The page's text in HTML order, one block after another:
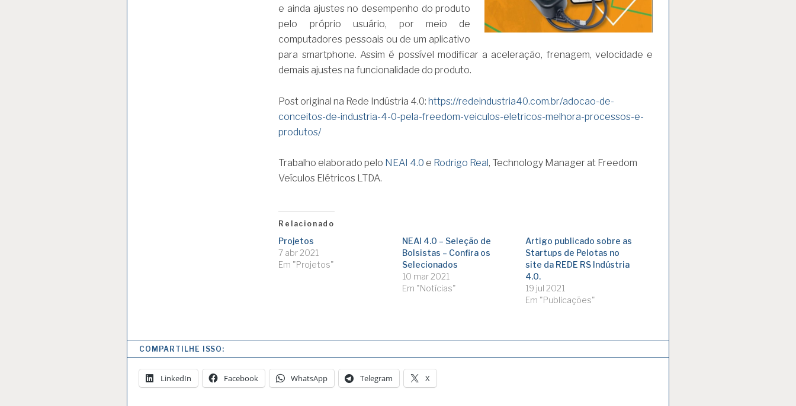
e ainda ajustes no desempenho do produto
pelo próprio usuário, por meio de
computadores pessoais ou de um aplicativo
para smartphone. Assim é possível modificar a aceleração, frenagem, velocidade e
demais ajustes na funcionalidade do produto.
Post original na Rede Indústria 4.0:https://redeindustria40.com.br/adocao-de-
conceitos-de-industria-4-0-pela-freedom-veiculos-eletricos-melhora-processos-e-
produtos/
Trabalho elaborado pelo NEAI 4.0 e Rodrigo Real , Technology Manager at Freedom
Veículos Elétricos LTDA.
Relacionado
Projetos
7 abr 2021
Em "Projetos"
NEAI 4.0 – Seleção de
Bolsistas – Confira os
Selecionados
10 mar 2021
Em "Notícias"
Artigo publicado sobre as
Startups de Pelotas no
site da REDE RS Indústria
4.0.
19 jul 2021
Em "Publicações"
COMPARTILHE ISSO:
LinkedIn Facebook WhatsApp Telegram X